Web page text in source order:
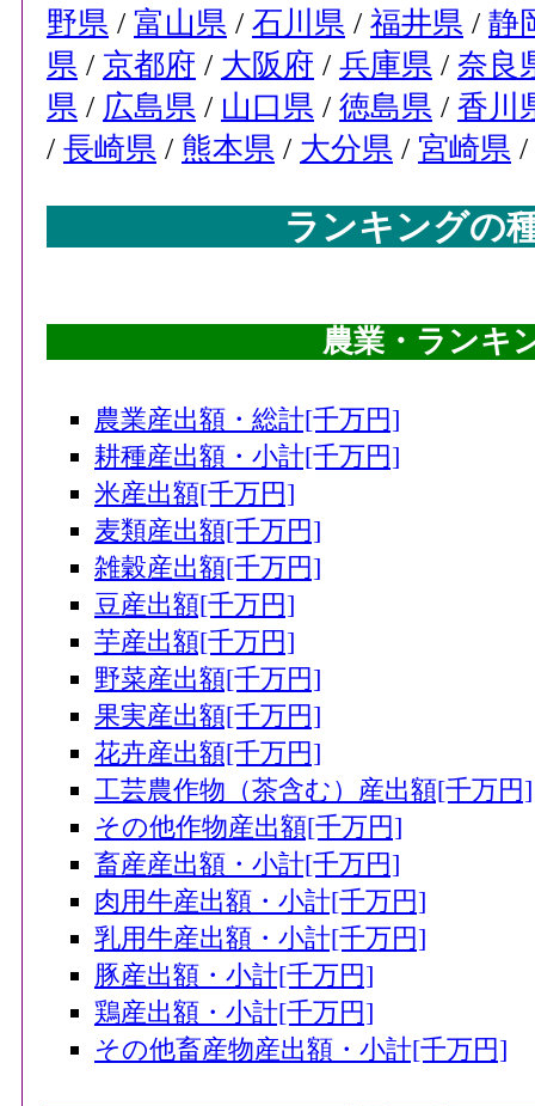
野県 / 富山県 / 石川県 / 福井県 / 静
県 / 京都府 / 大阪府 / 兵庫県 / 奈良
県 / 広島県 / 山口県 / 徳島県 / 香川
/ 長崎県 / 熊本県 / 大分県 / 宮崎県 /
ランキングの
農業・ランキ
農業産出額・総計[千万円]
耕種産出額・小計[千万円]
米産出額[千万円]
麦類産出額[千万円]
雑穀産出額[千万円]
豆産出額[千万円]
芋産出額[千万円]
野菜産出額[千万円]
果実産出額[千万円]
花卉産出額[千万円]
工芸農作物（茶含む）産出額[千万円]
その他作物産出額[千万円]
畜産産出額・小計[千万円]
肉用牛産出額・小計[千万円]
乳用牛産出額・小計[千万円]
豚産出額・小計[千万円]
鶏産出額・小計[千万円]
その他畜産物産出額・小計[千万円]